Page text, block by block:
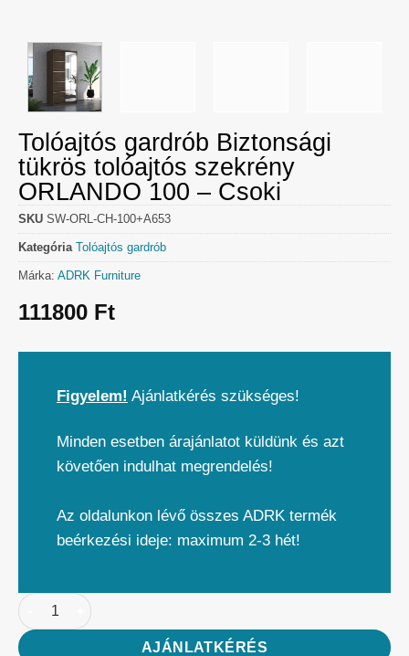
Tolóajtós gardrób Biztonsági
tükrös tolóajtós szekrény
ORLANDO 100 – Csoki
SKU SW-ORL-CH-100+A653
Kategória Tolóajtós gardrób
Márka: ADRK Furniture
111800 Ft
Figyelem! Ajánlatkérés szükséges!
Minden esetben árajánlatot küldünk és azt
követően indulhat megrendelés!
Az oldalunkon lévő összes ADRK termék
beérkezési ideje: maximum 2-3 hét!
AJÁNLATKÉRÉS